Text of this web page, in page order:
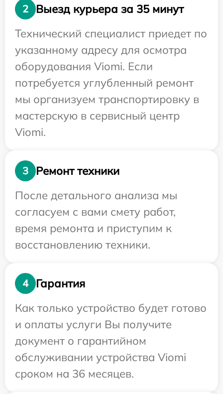
2
Выезд курьера за 35 минут
Технический специалист приедет по
указанному адресу для осмотра
оборудования Viomi. Если
потребуется углубленный ремонт
мы организуем транспортировку в
мастерскую в сервисный центр
Viomi.
3
Ремонт техники
После детального анализа мы
согласуем с вами смету работ,
время ремонта и приступим к
восстановлению техники.
4
Гарантия
Как только устройство будет готово
и оплаты услуги Вы получите
документ о гарантийном
обслуживании устройства Viomi
сроком на 36 месяцев.